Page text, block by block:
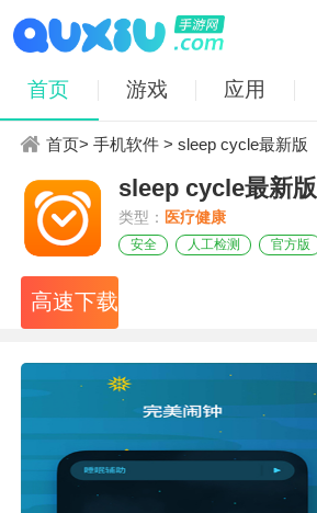
首页 游戏 应用
首页>手机软件 > sleep cycle最新版
sleep cycle最新版
类型： 医疗健康
安全 人工检测 官方版
高速下载